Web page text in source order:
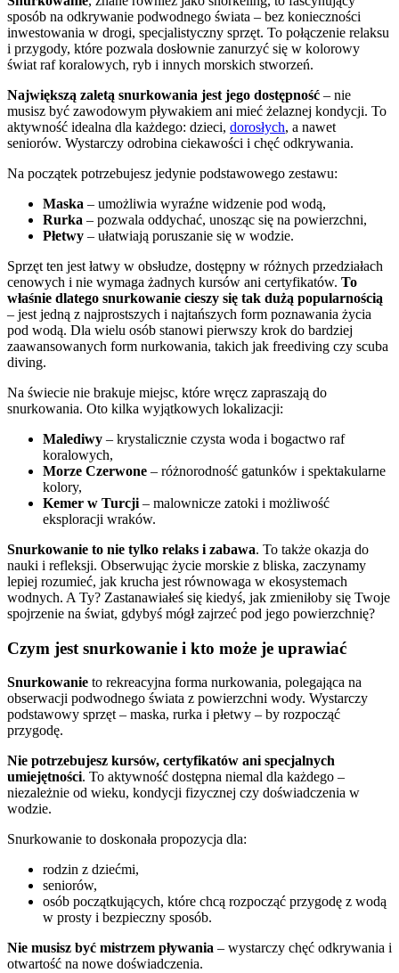
sposób na odkrywanie podwodnego świata – bez konieczności
inwestowania w drogi, specjalistyczny sprzęt. To połączenie relaksu
i przygody, które pozwala dosłownie zanurzyć się w kolorowy
świat raf koralowych, ryb i innych morskich stworzeń.
Największą zaletą snurkowania jest jego dostępność – nie
musisz być zawodowym pływakiem ani mieć żelaznej kondycji. To
aktywność idealna dla każdego: dzieci, dorosłych, a nawet
seniorów. Wystarczy odrobina ciekawości i chęć odkrywania.
Na początek potrzebujesz jedynie podstawowego zestawu:
Maska – umożliwia wyraźne widzenie pod wodą,
Rurka – pozwala oddychać, unosząc się na powierzchni,
Płetwy – ułatwiają poruszanie się w wodzie.
Sprzęt ten jest łatwy w obsłudze, dostępny w różnych przedziałach
cenowych i nie wymaga żadnych kursów ani certyfikatów. To
właśnie dlatego snurkowanie cieszy się tak dużą popularnością
– jest jedną z najprostszych i najtańszych form poznawania życia
pod wodą. Dla wielu osób stanowi pierwszy krok do bardziej
zaawansowanych form nurkowania, takich jak freediving czy scuba
diving.
Na świecie nie brakuje miejsc, które wręcz zapraszają do
snurkowania. Oto kilka wyjątkowych lokalizacji:
Malediwy – krystalicznie czysta woda i bogactwo raf
koralowych,
Morze Czerwone – różnorodność gatunków i spektakularne
kolory,
Kemer w Turcji – malownicze zatoki i możliwość
eksploracji wraków.
Snurkowanie to nie tylko relaks i zabawa. To także okazja do
nauki i refleksji. Obserwując życie morskie z bliska, zaczynamy
lepiej rozumieć, jak krucha jest równowaga w ekosystemach
wodnych. A Ty? Zastanawiałeś się kiedyś, jak zmieniłoby się Twoje
spojrzenie na świat, gdybyś mógł zajrzeć pod jego powierzchnię?
Czym jest snurkowanie i kto może je uprawiać
Snurkowanie to rekreacyjna forma nurkowania, polegająca na
obserwacji podwodnego świata z powierzchni wody. Wystarczy
podstawowy sprzęt – maska, rurka i płetwy – by rozpocząć
przygodę.
Nie potrzebujesz kursów, certyfikatów ani specjalnych
umiejętności. To aktywność dostępna niemal dla każdego –
niezależnie od wieku, kondycji fizycznej czy doświadczenia w
wodzie.
Snurkowanie to doskonała propozycja dla:
rodzin z dziećmi,
seniorów,
osób początkujących, które chcą rozpocząć przygodę z wodą
w prosty i bezpieczny sposób.
Nie musisz być mistrzem pływania – wystarczy chęć odkrywania i
otwartość na nowe doświadczenia.